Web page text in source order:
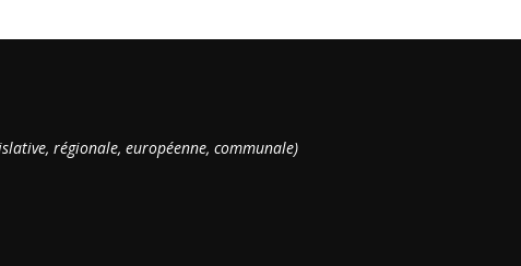
régionale, européenne, communale)